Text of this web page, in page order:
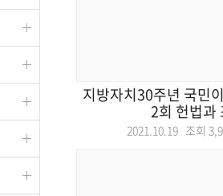
지방자치30주년 국민
2회 헌법과
2021.10.19 조회